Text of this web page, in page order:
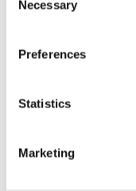
Selection
Necessary
Preferences
Statistics
Marketing